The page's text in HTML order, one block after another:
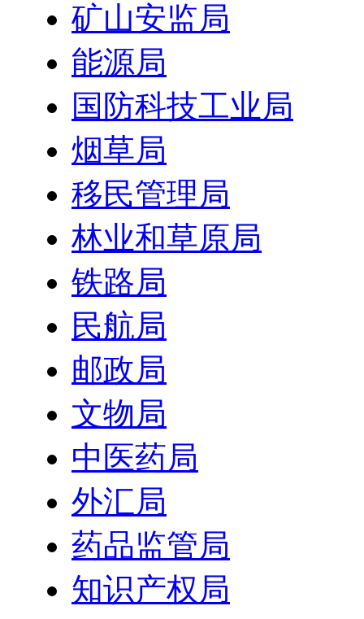
矿山安监局
能源局
国防科技工业局
烟草局
移民管理局
林业和草原局
铁路局
民航局
邮政局
文物局
中医药局
外汇局
药品监管局
知识产权局